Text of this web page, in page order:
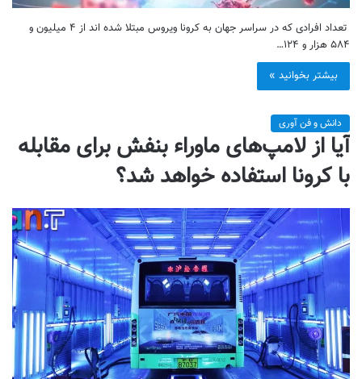
تعداد افرادی که در سراسر جهان به كرونا ویروس مبتلا شده اند از ۴ میلیون و
۵۸۴ هزار و ۱۲۴…
بیشتر بخوانید »
دانش و فن آوری
آیا از لامپ‌های ماوراء بنفش برای مقابله
با کرونا استفاده خواهد شد؟